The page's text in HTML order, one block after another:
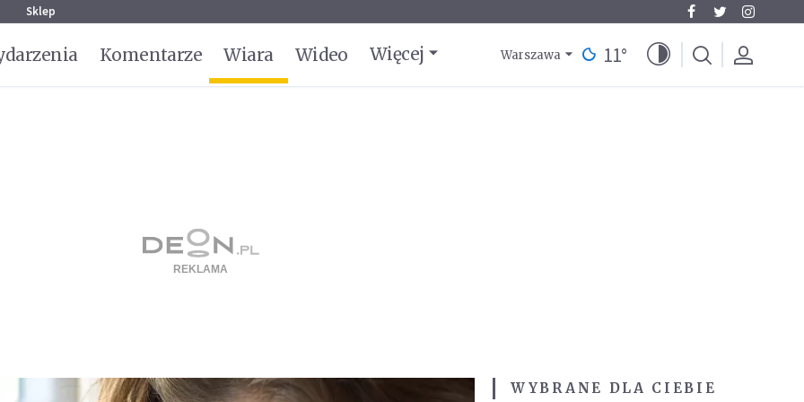
Sklep
Komentarze Wiara Wideo Więcej Warszawa 11°
WYBRANE DLA CIEBIE